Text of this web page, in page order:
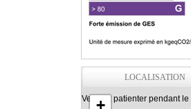
LOCALISATION
Veuillez patienter pendant le
+